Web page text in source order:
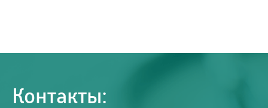
Контакты: